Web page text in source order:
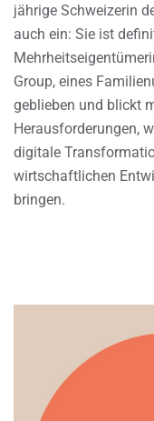
jährige Schweizerin
auch ein: Sie ist
Group, eines
geblieben und blickt
Herausforderungen,
digitale
wirtschaftlichen
bringen.